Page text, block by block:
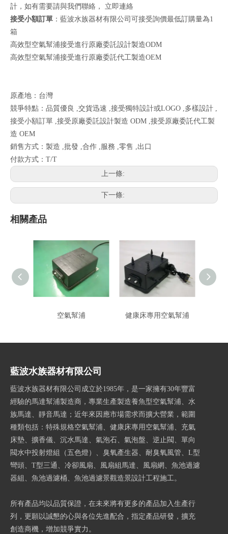
計，如有需要請與我們聯絡， 立即連絡
接受小額訂單 ：藍波水族器材有限公司可接受詢價最低訂購量為1
箱
高效型空氣幫浦接受進行原廠委託設計製造ODM
高效型空氣幫浦接受進行原廠委託代工製造OEM
原產地：台灣
競爭特點：品質優良 ,交貨迅速 ,接受獨特設計或LOGO ,多樣設計 ,
接受小額訂單 ,接受原廠委託設計製造 ODM ,接受原廠委託代工製
造 OEM
銷售方式：製造 ,批發 ,合作 ,服務 ,零售 ,出口
付款方式：T/T
上一條:
下一條:
相關產品
空氣幫浦 健康床專用空氣幫浦
藍波水族器材有限公司
藍波水族器材有限公司成立於1985年，是一家擁有30年豐富
經驗的馬達幫浦製造商，專業生產製造養魚型空氣幫浦、水
族馬達、靜音馬達；近年來因應市場需求而擴大營業，範圍
種類包括：特殊規格空氣幫浦、健康床專用空氣幫浦、充氣
床墊、擴香儀、沉水馬達、氣泡石、氣泡盤、逆止閥、單向
閥水中投射燈組（五色燈）、臭氧產生器、耐臭氧風管、L型
彎頭、T型三通、冷卻風扇、風扇組馬達、風扇網、魚池過濾
器組、魚池過濾桶、魚池過濾景觀造景設計工程施工。
所有產品均以品質保證，在未來將有更多的產品加入生產行
列，更願以誠懇的心與各位先進配合，指定產品研發，擴充
創造商機，增加競爭實力。